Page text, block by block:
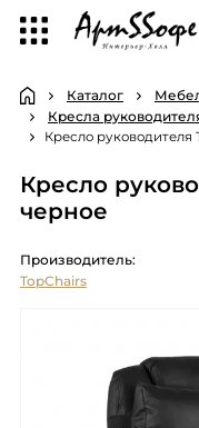
Каталог
Кресла
Кресло руководителя
Кресло
черное
Производитель:
TopChairs